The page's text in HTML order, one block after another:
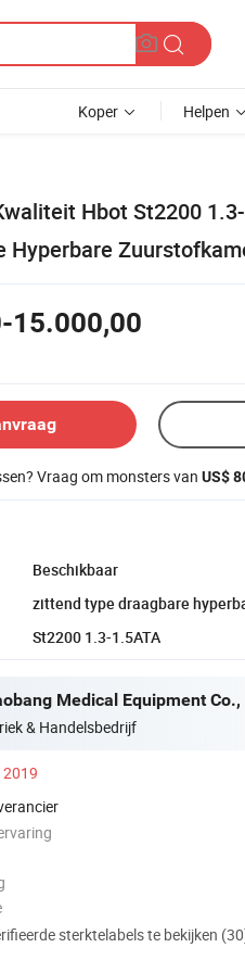
Koper Helpen
Hbot St2200
Hyperbare
15.000,00
Vraag om monsters van US$
Beschikbaar
zittend type draagbare
St2200 1.3-1.5ATA
Medical Equipment Co.,
& Handelsbedrijf
2019
sterktelabels te bekijken